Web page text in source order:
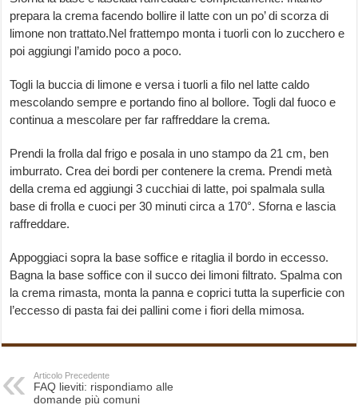
prepara la crema facendo bollire il latte con un po’ di scorza di
limone non trattato.Nel frattempo monta i tuorli con lo zucchero e
poi aggiungi l’amido poco a poco.
Togli la buccia di limone e versa i tuorli a filo nel latte caldo
mescolando sempre e portando fino al bollore. Togli dal fuoco e
continua a mescolare per far raffreddare la crema.
Prendi la frolla dal frigo e posala in uno stampo da 21 cm, ben
imburrato. Crea dei bordi per contenere la crema. Prendi metà
della crema ed aggiungi 3 cucchiai di latte, poi spalmala sulla
base di frolla e cuoci per 30 minuti circa a 170°. Sforna e lascia
raffreddare.
Appoggiaci sopra la base soffice e ritaglia il bordo in eccesso.
Bagna la base soffice con il succo dei limoni filtrato. Spalma con
la crema rimasta, monta la panna e coprici tutta la superficie con
l’eccesso di pasta fai dei pallini come i fiori della mimosa.
Articolo Precedente
FAQ lieviti: rispondiamo alle
domande più comuni